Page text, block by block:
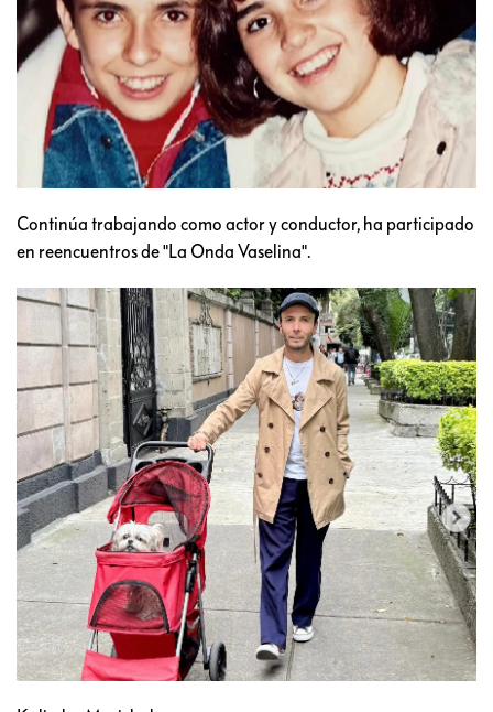
Continúa trabajando como actor y conductor, ha participado
en reencuentros de "La Onda Vaselina".